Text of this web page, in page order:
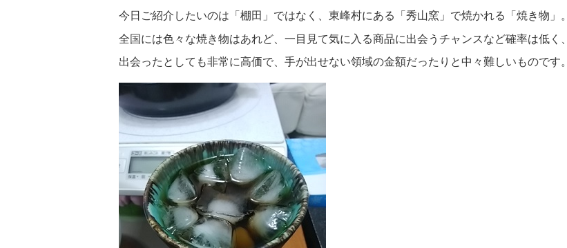
今日ご紹介したいのは「棚田」ではなく、東峰村にある「秀山窯」で焼かれる「焼き物」。
全国には色々な焼き物はあれど、一目見て気に入る商品に出会うチャンスなど確率は低く、
出会ったとしても非常に高価で、手が出せない領域の金額だったりと中々難しいものです。